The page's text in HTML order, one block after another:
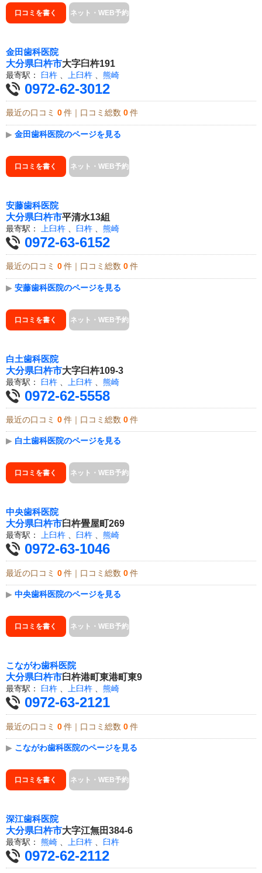
口コミを書く ネット・WEB予約
金田歯科医院
大分県臼杵市大字臼杵191
最寄駅： 臼杵 上臼杵 熊崎
0972-62-3012
最近の口コミ 0 件｜口コミ総数 0 件
▶ 金田歯科医院のページを見る
口コミを書く ネット・WEB予約
安藤歯科医院
大分県臼杵市平清水13組
最寄駅： 上臼杵 臼杵 熊崎
0972-63-6152
最近の口コミ 0 件｜口コミ総数 0 件
▶ 安藤歯科医院のページを見る
口コミを書く ネット・WEB予約
白土歯科医院
大分県臼杵市大字臼杵109-3
最寄駅： 臼杵 上臼杵 熊崎
0972-62-5558
最近の口コミ 0 件｜口コミ総数 0 件
▶ 白土歯科医院のページを見る
口コミを書く ネット・WEB予約
中央歯科医院
大分県臼杵市臼杵畳屋町269
最寄駅： 上臼杵 、 臼杵 、 熊崎
0972-63-1046
最近の口コミ 0 件｜口コミ総数 0 件
▶ 中央歯科医院のページを見る
口コミを書く ネット・WEB予約
こながわ歯科医院
大分県臼杵市臼杵港町東港町東9
最寄駅： 臼杵 上臼杵 熊崎
0972-63-2121
最近の口コミ 0 件｜口コミ総数 0 件
▶ こながわ歯科医院のページを見る
口コミを書く ネット・WEB予約
深江歯科医院
大分県臼杵市大字江無田384-6
最寄駅： 熊崎 上臼杵 臼杵
0972-62-2112